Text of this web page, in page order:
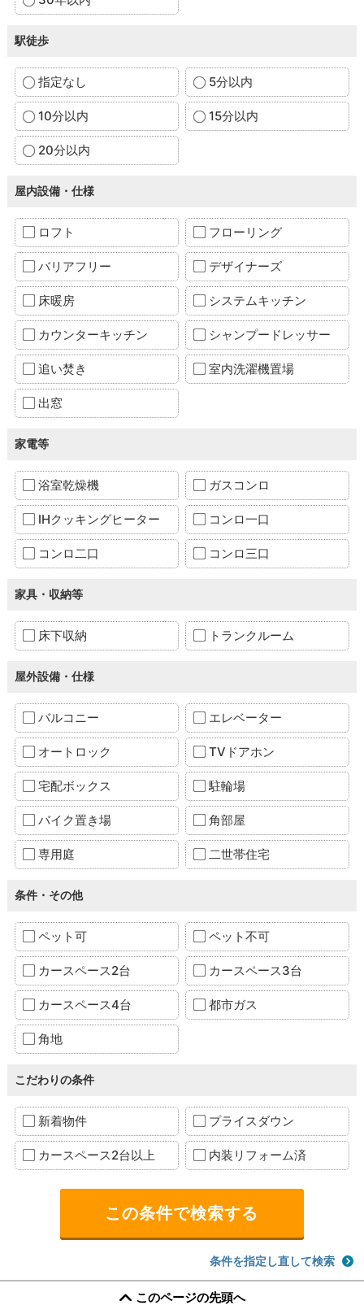
駅徒歩
指定なし 5分以内
10分以内 15分以内
20分以内
屋内設備・仕様
ロフト フローリング
バリアフリー デザイナーズ
床暖房 システムキッチン
カウンターキッチン シャンプードレッサー
追い焚き 室内洗濯機置場
出窓
家電等
浴室乾燥機 ガスコンロ
IHクッキングヒーター コンロ一口
コンロ二口 コンロ三口
家具・収納等
床下収納 トランクルーム
屋外設備・仕様
バルコニー エレベーター
オートロック TVドアホン
宅配ボックス 駐輪場
バイク置き場 角部屋
専用庭 二世帯住宅
条件・その他
ペット可 ペット不可
カースペース2台 カースペース3台
カースペース4台 都市ガス
角地
こだわりの条件
新着物件 プライスダウン
カースペース2台以上 内装リフォーム済
条件を指定し直して検索
このページの先頭へ